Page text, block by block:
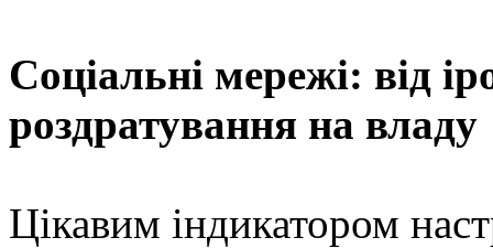
Соціальні мережі: від
роздратування на владу
Цікавим індикатором